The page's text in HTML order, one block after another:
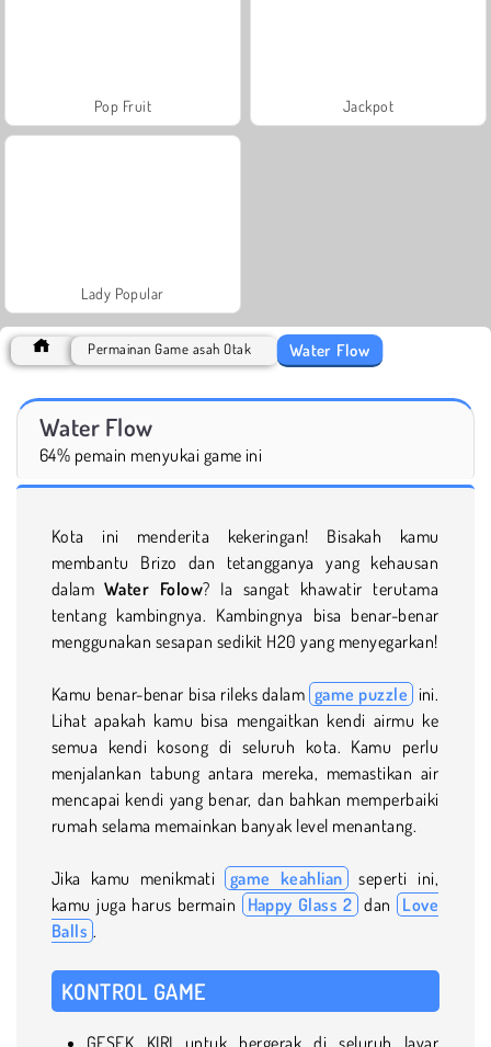
Pop Fruit Jackpot
Lady Popular
Permainan Game asah Otak Water Flow
Water Flow
64% pemain menyukai game ini
Kota ini menderita kekeringan! Bisakah kamu
membantu Brizo dan tetangganya yang kehausan
dalam Water Folow? Ia sangat khawatir terutama
tentang kambingnya. Kambingnya bisa benar-benar
menggunakan sesapan sedikit H20 yang menyegarkan!
Kamu benar-benar bisa rileks dalam game puzzle ini.
Lihat apakah kamu bisa mengaitkan kendi airmu ke
semua kendi kosong di seluruh kota. Kamu perlu
menjalankan tabung antara mereka, memastikan air
mencapai kendi yang benar, dan bahkan memperbaiki
rumah selama memainkan banyak level menantang.
Jika kamu menikmati game keahlian seperti ini,
kamu juga harus bermain
Happy Glass 2 dan Love
Balls .
KONTROL GAME
GESEK KIRI untuk bergerak di seluruh layar